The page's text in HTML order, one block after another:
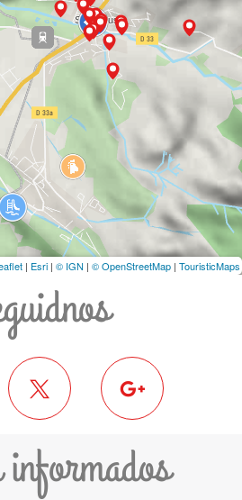
| Esri | © IGN | © OpenStreetMap | TouristicMaps
informados